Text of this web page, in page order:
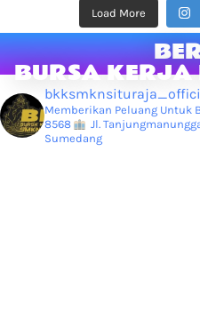
Load More
BURSA
Memberikan Peluang Untuk
8568
Jl.
Sumedang